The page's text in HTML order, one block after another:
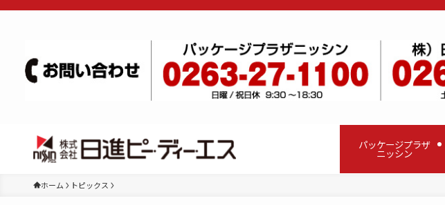
パッケージプラザ
ニッシン
ホーム トピックス